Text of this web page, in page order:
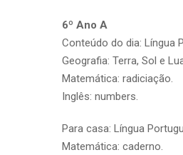
6º Ano A
Conteúdo do dia: Língua
Geografia: Terra, Sol e
Matemática: radiciação.
Inglês: numbers.
Para casa: Língua
Matemática: caderno.